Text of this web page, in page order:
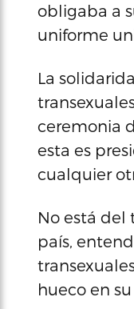
obligaba a
uniforme
La
ceremonia
esta es
cualquier
No está del
país,
hueco en